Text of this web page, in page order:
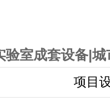
验室成套设备|
项目